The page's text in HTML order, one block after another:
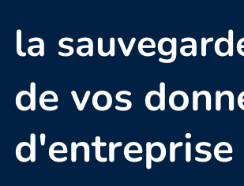
la
de vos
d'entreprise